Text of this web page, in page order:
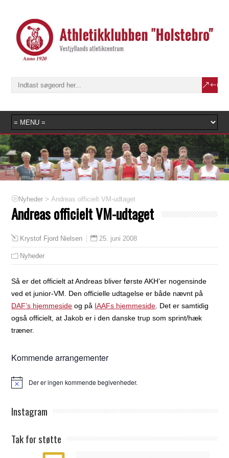
Nyheder >Andreas officielt VM-udtaget
Andreas officielt VM-udtaget
Krystof Fjord Nielsen 25. juni 2008
Nyheder
Så er det officielt at Andreas bliver første AKH’er nogensinde
ved et junior-VM. Den officielle udtagelse er både nævnt på
DAF’s hjemmeside og på IAAFs hjemmeside . Det er samtidig
også officielt, at Jakob er i den danske trup som sprint/hæk
træner.
Kommende arrangementer
Notice Der er ingen kommende begivenheder.
Instagram
Tak for støtte